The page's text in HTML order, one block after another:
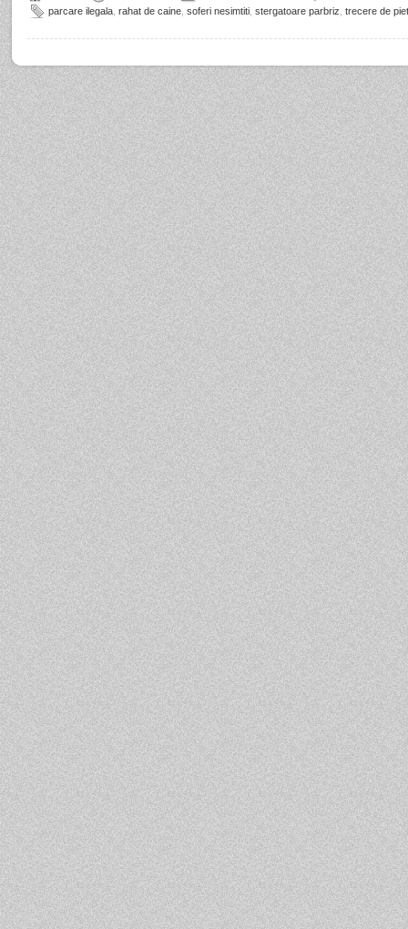
parcare ilegala rahat de caine soferi nesimtiti stergatoare parbriz trecere de